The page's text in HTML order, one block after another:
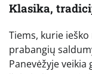
Klasika,
Tiems, kurie
prabangių
Panevėžyje